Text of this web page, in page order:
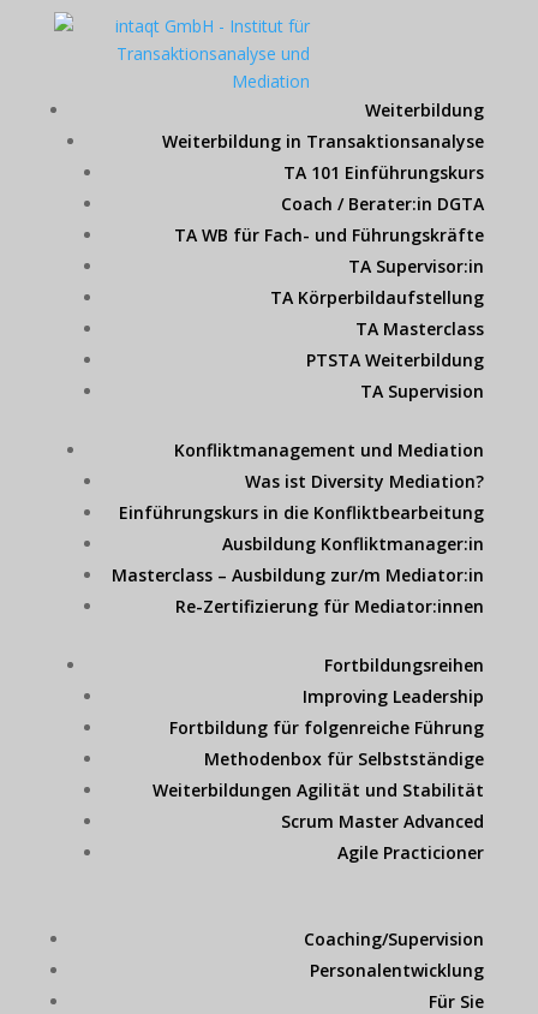
Weiterbildung
Weiterbildung in Transaktionsanalyse
TA 101 Einführungskurs
Coach / Berater:in DGTA
TA WB für Fach- und Führungskräfte
TA Supervisor:in
TA Körperbildaufstellung
TA Masterclass
PTSTA Weiterbildung
TA Supervision
Konfliktmanagement und Mediation
Was ist Diversity Mediation?
Einführungskurs in die Konfliktbearbeitung
Ausbildung Konfliktmanager:in
Masterclass – Ausbildung zur/m Mediator:in
Re-Zertifizierung für Mediator:innen
Fortbildungsreihen
Improving Leadership
Fortbildung für folgenreiche Führung
Methodenbox für Selbstständige
Weiterbildungen Agilität und Stabilität
Scrum Master Advanced
Agile Practicioner
Coaching/Supervision
Personalentwicklung
Für Sie